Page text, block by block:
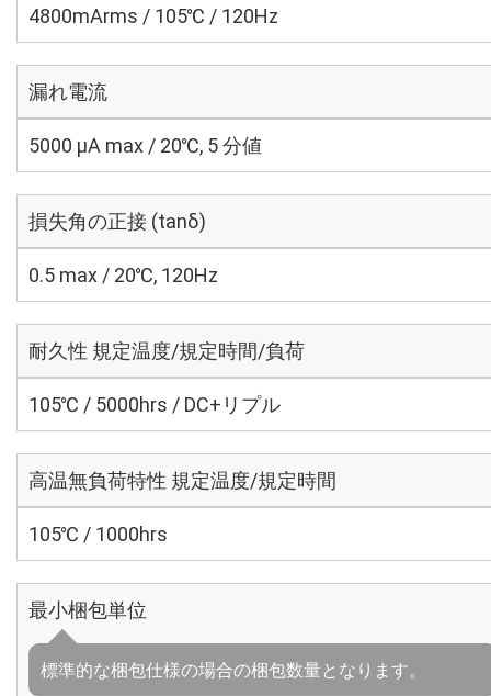
4800mArms / 105℃ / 120Hz
漏れ電流
5000 μA max / 20℃, 5 分値
損失角の正接 (tanδ)
0.5 max / 20℃, 120Hz
耐久性 規定温度/規定時間/負荷
105℃ / 5000hrs / DC+リプル
高温無負荷特性 規定温度/規定時間
105℃ / 1000hrs
最小梱包単位
標準的な梱包仕様の場合の梱包数量となります。